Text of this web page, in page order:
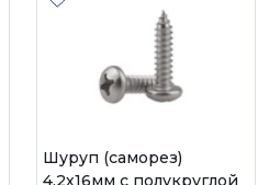
Шуруп (саморез)
4,2х16мм с полукруглой